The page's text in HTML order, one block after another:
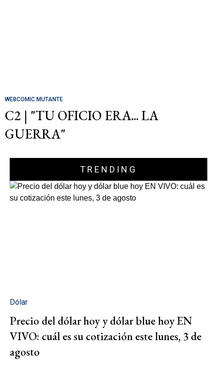
WEBCOMIC MUTANTE
C2 | "TU OFICIO ERA... LA
GUERRA"
TRENDING
Dólar
Precio del dólar hoy y dólar blue hoy EN
VIVO: cuál es su cotización este lunes, 3 de
agosto